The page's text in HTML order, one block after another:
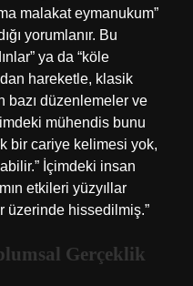
malakat eymanukum”
yorumlanır. Bu
ya da “köle
hareketle, klasik
bazı düzenlemeler ve
mühendis bunu
bir cariye kelimesi yok,
İçimdeki insan
etkileri yüzyıllar
üzerinde hissedilmiş.”
Gerçeklik